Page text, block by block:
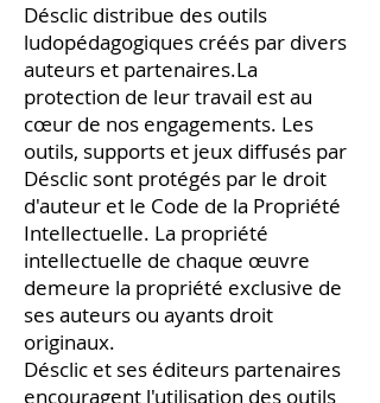
Désclic distribue des outils
ludopédagogiques créés par divers
auteurs et partenaires.La
protection de leur travail est au
cœur de nos engagements. Les
outils, supports et jeux diffusés par
Désclic sont protégés par le droit
d'auteur et le Code de la Propriété
Intellectuelle. La propriété
intellectuelle de chaque œuvre
demeure la propriété exclusive de
ses auteurs ou ayants droit
originaux.
Désclic et ses éditeurs partenaires
encouragent l'utilisation des outils